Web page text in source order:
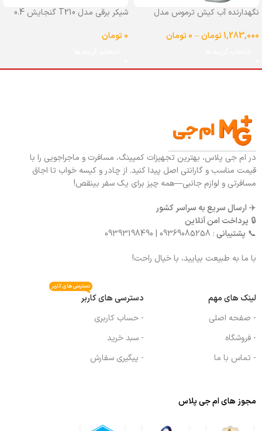
نگهدارنده آب کیش ترموس مدل
1,283,000تومان–
0تومان
شیکر برقی مدل T210 گنجایش 0.4
0تومان
در ام جی پلاس، بهترین تجهیزات کمپینگ، مسافرت و ماجراجویی را با
قیمت مناسب و گارانتی اصل پیدا کنید. از چادر و کیسه خواب تا اجاق
مسافرتی و لوازم جانبی—همه چیز برای یک سفر بینقص!
✈️ ارسال سریع به سراسر کشور
🔒 پرداخت امن آنلاین
📞 پشتیبانی: 09369085258 | 09393198490
با ما به طبیعت بیایید، با خیال راحت!
لینک های مهم
- صفحه اصلی
- فروشگاه
- تماس با ما
دسترسی های کاربر
دسترسی های کاربر
- حساب کاربری
- سبد خرید
- پیگیری سفارش
مجوز های ام جی پلاس